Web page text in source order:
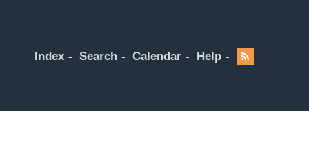
Index Search Calendar Help